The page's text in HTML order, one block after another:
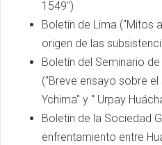
1549")
Boletín de Lima ("Mitos
origen de las
Boletín del Seminario
("Breve ensayo sobre
Ychima" y " Urpay
Boletín de la Sociedad
enfrentamiento entre